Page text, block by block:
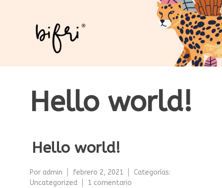
Hello world!
Hello world!
Por admin febrero 2, 2021
Categorías:
Uncategorized
1 comentario